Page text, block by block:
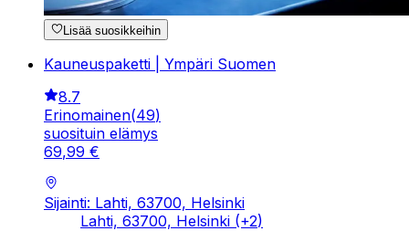
Lisää suosikkeihin
Kauneuspaketti | Ympäri Suomen
8.7
Erinomainen(49)
suosituin elämys
69,99 €
Sijainti: Lahti, 63700, Helsinki
Lahti, 63700, Helsinki (+2)